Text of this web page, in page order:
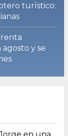
turístico:
y se